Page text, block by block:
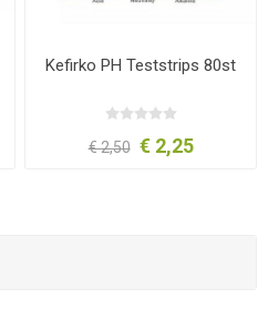
Kefirko PH Teststrips 80st
€ 2,50 € 2,25